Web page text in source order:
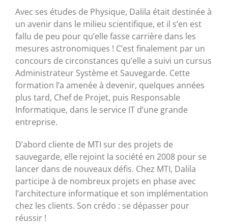
Avec ses études de Physique, Dalila était destinée à
un avenir dans le milieu scientifique, et il s’en est
fallu de peu pour qu’elle fasse carrière dans les
mesures astronomiques ! C’est finalement par un
concours de circonstances qu’elle a suivi un cursus
Administrateur Système et Sauvegarde. Cette
formation l’a amenée à devenir, quelques années
plus tard, Chef de Projet, puis Responsable
Informatique, dans le service IT d’une grande
entreprise.
D’abord cliente de MTI sur des projets de
sauvegarde, elle rejoint la société en 2008 pour se
lancer dans de nouveaux défis. Chez MTI, Dalila
participe à de nombreux projets en phase avec
l’architecture informatique et son implémentation
chez les clients. Son crédo : se dépasser pour
réussir !